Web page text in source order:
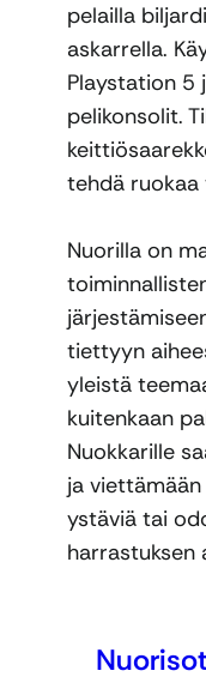
pelailla
askarrella.
Playstation 5
pelikonsolit.
tehdä ruokaa
Nuorilla on
tiettyyn
yleistä
kuitenkaan
Nuokkarille
ja
ystäviä tai
harrastuksen